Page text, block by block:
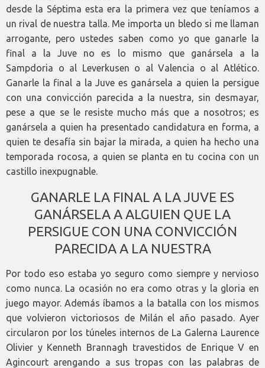
desde la Séptima esta era la primera vez que teníamos a
un rival de nuestra talla. Me importa un bledo si me llaman
arrogante, pero ustedes saben como yo que ganarle la
final a la Juve no es lo mismo que ganársela a la
Sampdoria o al Leverkusen o al Valencia o al Atlético.
Ganarle la final a la Juve es ganársela a quien la persigue
con una convicción parecida a la nuestra, sin desmayar,
pese a que se le resiste mucho más que a nosotros; es
ganársela a quien ha presentado candidatura en forma, a
quien te desafía sin bajar la mirada, a quien ha hecho una
temporada rocosa, a quien se planta en tu cocina con un
castillo inexpugnable.
GANARLE LA FINAL A LA JUVE ES
GANÁRSELA A ALGUIEN QUE LA
PERSIGUE CON UNA CONVICCIÓN
PARECIDA A LA NUESTRA
Por todo eso estaba yo seguro como siempre y nervioso
como nunca. La ocasión no era como otras y la gloria en
juego mayor. Además íbamos a la batalla con los mismos
que volvieron victoriosos de Milán el año pasado. Ayer
circularon por los túneles internos de La Galerna Laurence
Olivier y Kenneth Brannagh travestidos de Enrique V en
Agincourt arengando a sus tropas con las palabras de